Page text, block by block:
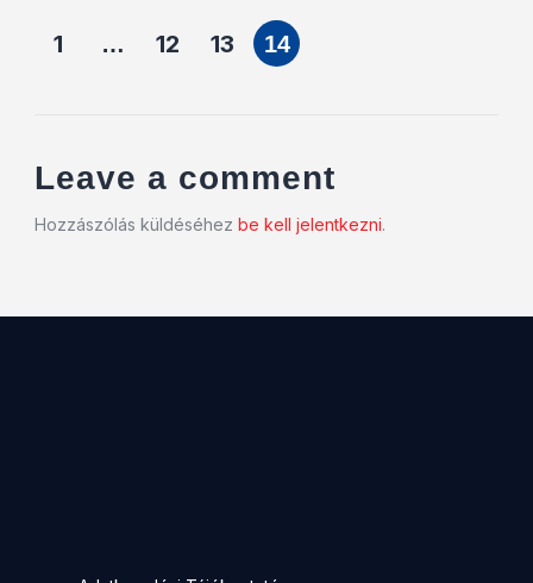
1 … 12 13 14
Leave a comment
Hozzászólás küldéséhez be kell jelentkezni.